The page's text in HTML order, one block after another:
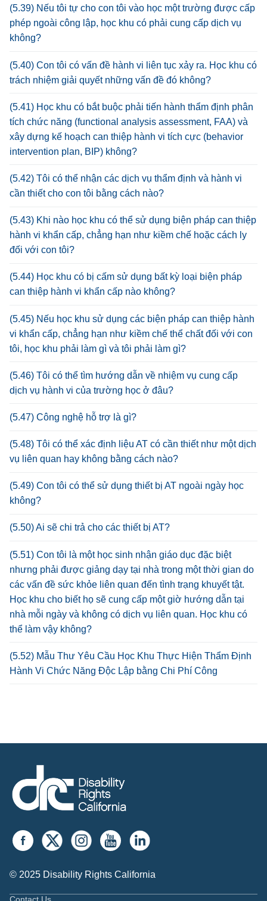
(5.39) Nếu tôi tự cho con tôi vào học một trường được cấp
phép ngoài công lập, học khu có phải cung cấp dịch vụ
không?
(5.40) Con tôi có vấn đề hành vi liên tục xảy ra. Học khu có
trách nhiệm giải quyết những vấn đề đó không?
(5.41) Học khu có bắt buộc phải tiến hành thẩm định phân
tích chức năng (functional analysis assessment, FAA) và
xây dựng kế hoạch can thiệp hành vi tích cực (behavior
intervention plan, BIP) không?
(5.42) Tôi có thể nhận các dịch vụ thẩm định và hành vi
cần thiết cho con tôi bằng cách nào?
(5.43) Khi nào học khu có thể sử dụng biện pháp can thiệp
hành vi khẩn cấp, chẳng hạn như kiềm chế hoặc cách ly
đối với con tôi?
(5.44) Học khu có bị cấm sử dụng bất kỳ loại biện pháp
can thiệp hành vi khẩn cấp nào không?
(5.45) Nếu học khu sử dụng các biện pháp can thiệp hành
vi khẩn cấp, chẳng hạn như kiềm chế thể chất đối với con
tôi, học khu phải làm gì và tôi phải làm gì?
(5.46) Tôi có thể tìm hướng dẫn về nhiệm vụ cung cấp
dịch vụ hành vi của trường học ở đâu?
(5.47) Công nghệ hỗ trợ là gì?
(5.48) Tôi có thể xác định liệu AT có cần thiết như một dịch
vụ liên quan hay không bằng cách nào?
(5.49) Con tôi có thể sử dụng thiết bị AT ngoài ngày học
không?
(5.50) Ai sẽ chi trả cho các thiết bị AT?
(5.51) Con tôi là một học sinh nhận giáo dục đặc biệt
nhưng phải được giảng dạy tại nhà trong một thời gian do
các vấn đề sức khỏe liên quan đến tình trạng khuyết tật.
Học khu cho biết họ sẽ cung cấp một giờ hướng dẫn tại
nhà mỗi ngày và không có dịch vụ liên quan. Học khu có
thể làm vậy không?
(5.52) Mẫu Thư Yêu Cầu Học Khu Thực Hiện Thẩm Định
Hành Vi Chức Năng Độc Lập bằng Chi Phí Công
© 2025 Disability Rights California